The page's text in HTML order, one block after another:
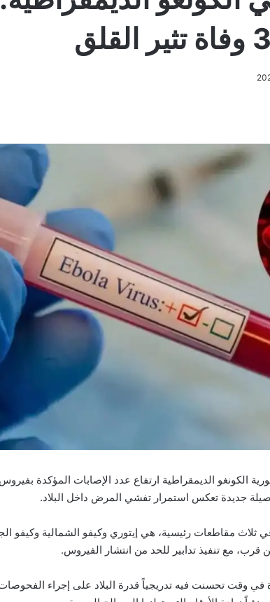
ثلاث مقاطعات رئيسية، هي إيتوري وكيفو الشمالية وكيفو
قرب، مع تنفيذ تدابير للحد من انتشار الفيروس.
في وقت تحسنت فيه تدريجياً قدرة البلاد على إجراء